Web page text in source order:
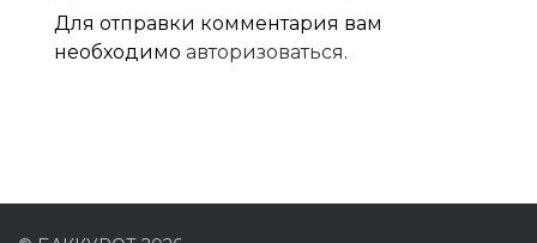
Для отправки комментария вам
необходимо авторизоваться.